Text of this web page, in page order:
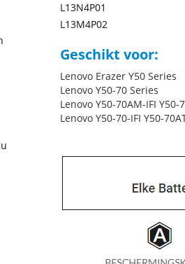
L13N4P01
L13M4P02
Geschikt voor:
Lenovo Erazer Y50 Series
Lenovo Y50-70 Series
Lenovo Y50-70AM-IFI Y50-
Lenovo Y50-70-IFI Y50-